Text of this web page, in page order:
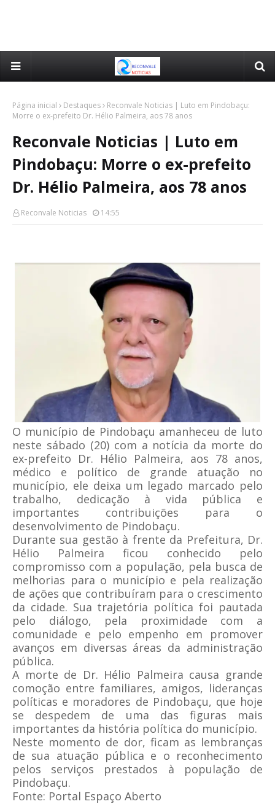
Página inicial Destaques
Reconvale Noticias | Luto em Pindobaçu:
Morre o ex-prefeito Dr. Hélio Palmeira, aos 78 anos
Reconvale Noticias | Luto em
Pindobaçu: Morre o ex-prefeito
Dr. Hélio Palmeira, aos 78 anos
Reconvale Noticias 14:55
O município de Pindobaçu amanheceu de luto
neste sábado (20) com a notícia da morte do
ex-prefeito Dr. Hélio Palmeira, aos 78 anos,
médico e político de grande atuação no
município, ele deixa um legado marcado pelo
trabalho, dedicação à vida pública e
importantes contribuições para o
desenvolvimento de Pindobaçu.
Durante sua gestão à frente da Prefeitura, Dr.
Hélio Palmeira ficou conhecido pelo
compromisso com a população, pela busca de
melhorias para o município e pela realização
de ações que contribuíram para o crescimento
da cidade. Sua trajetória política foi pautada
pelo diálogo, pela proximidade com a
comunidade e pelo empenho em promover
avanços em diversas áreas da administração
pública.
A morte de Dr. Hélio Palmeira causa grande
comoção entre familiares, amigos, lideranças
políticas e moradores de Pindobaçu, que hoje
se despedem de uma das figuras mais
importantes da história política do município.
Neste momento de dor, ficam as lembranças
de sua atuação pública e o reconhecimento
pelos serviços prestados à população de
Pindobaçu.
Fonte: Portal Espaço Aberto